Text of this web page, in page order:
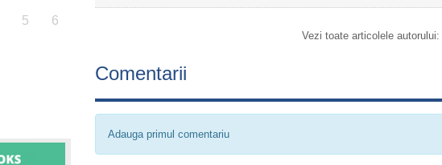
5 6
Vezi toate articolele autorului:
Comentarii
Adauga primul comentariu